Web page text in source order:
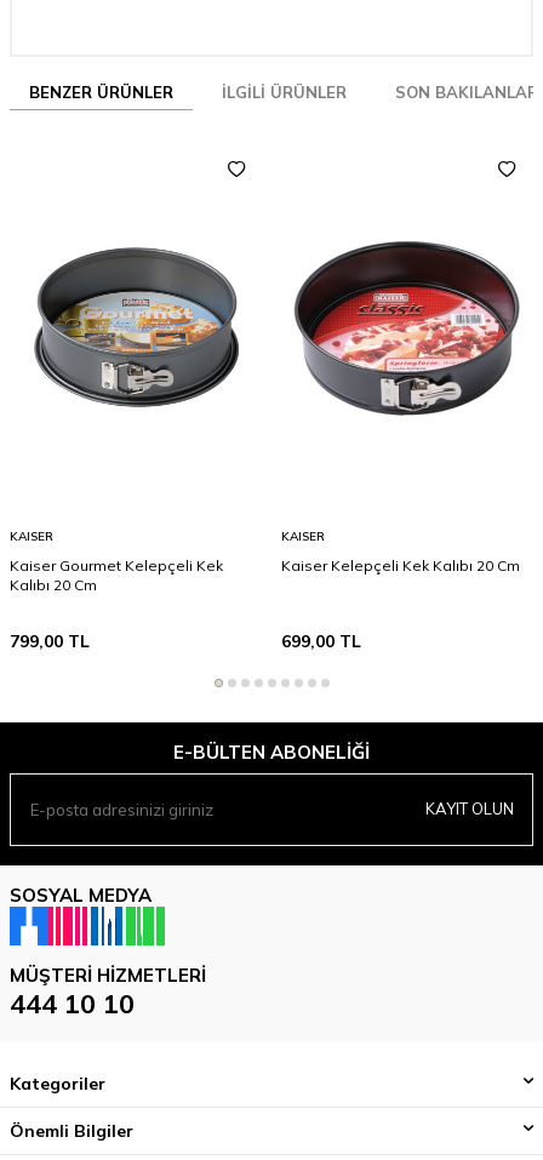
BENZER ÜRÜNLER İLGILI ÜRÜNLER SON BAKILANLAR
KAISER
Kaiser Gourmet Kelepçeli Kek
Kalıbı 20 Cm
799,00 TL
KAISER
Kaiser Kelepçeli Kek Kalıbı 20 Cm
699,00TL
E-BÜLTEN ABONELIĞI
KAYIT OLUN
SOSYAL MEDYA
MÜŞTERI HIZMETLERI
444 10 10
Kategoriler
Önemli Bilgiler